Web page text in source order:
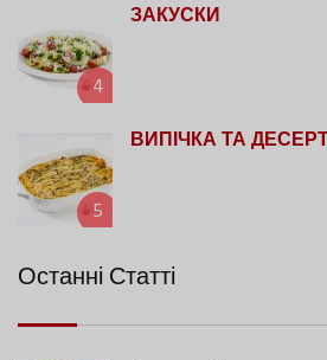
4
ЗАКУСКИ
5
ВИПІЧКА ТА
Останні Статті